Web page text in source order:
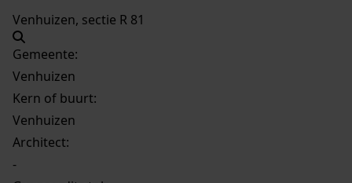
Venhuizen, sectie R 81
Gemeente:
Venhuizen
Kern of buurt:
Venhuizen
Architect:
-